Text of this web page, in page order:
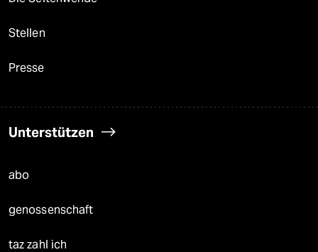
Stellen
Presse
Unterstützen
abo
genossenschaft
taz zahl ich